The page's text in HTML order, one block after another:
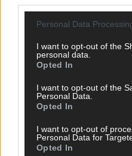
Personal Data
I want to opt-out of the
personal data.
Opted In
I want to opt-out of the
Personal Data.
Opted In
I want to opt-out of
Personal Data for
Opted In